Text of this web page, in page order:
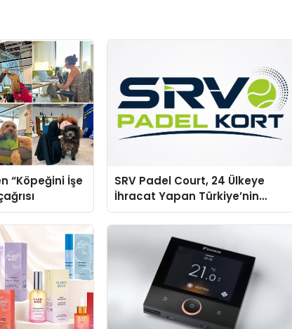
“Köpeğini İşe
SRV Padel Court, 24 Ülkeye
İhracat Yapan Türkiye’nin
Padel Kortu Üretim Gücü